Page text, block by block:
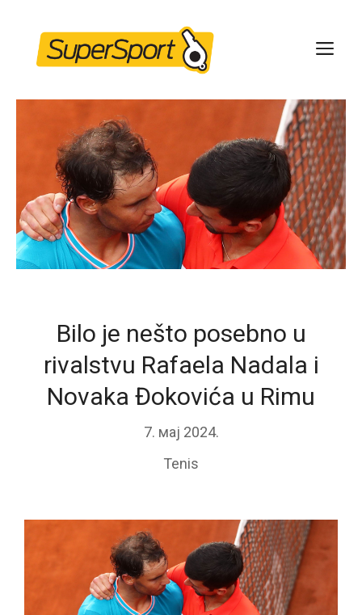
content
Bilo je nešto posebno u
rivalstvu Rafaela Nadala i
Novaka Đokovića u Rimu
7. мај 2024.
Tenis